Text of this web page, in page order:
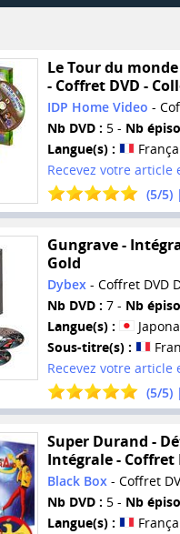
Le Tour du
- Coffret DVD -
IDP Home Video -
Nb DVD : 5 - Nb
Langue(s) :
Recevez votre article
(5/5) |
Gungrave -
Gold
Dybex - Coffret DVD
Nb DVD : 7 - Nb
Langue(s) :
Sous-titre(s) :
Recevez votre article
(5/5) |
Super Durand -
Intégrale - Coffret
Black Box- Coffret
Nb DVD : 5 - Nb
Langue(s) :